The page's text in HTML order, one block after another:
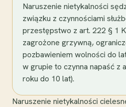
Naruszenie nietykalności
związku z czynnościami
przestępstwo z art. 222 § 1
zagrożone grzywną,
pozbawieniem wolności do
w grupie to czynna napaść z
roku do 10 lat).
Naruszenie nietykalności